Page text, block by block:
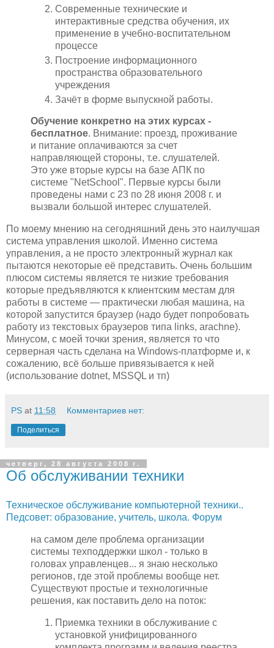
Современные технические и
интерактивные средства обучения, их
применение в учебно-воспитательном
процессе
Построение информационного
пространства образовательного
учреждения
Зачёт в форме выпускной работы.
Обучение конкретно на этих курсах -
бесплатное. Внимание: проезд, проживание
и питание оплачиваются за счет
направляющей стороны, т.е. слушателей.
Это уже вторые курсы на базе АПК по
системе "NetSchool". Первые курсы были
проведены нами с 23 по 28 июня 2008 г. и
вызвали большой интерес слушателей.
По моему мнению на сегодняшний день это наилучшая
система управления школой. Именно система
управления, а не просто электронный журнал как
пытаются некоторые её представить. Очень большим
плюсом системы является те низкие требования
которые предъявляются к клиентским местам для
работы в системе — практически любая машина, на
которой запустится браузер (надо будет попробовать
работу из текстовых браузеров типа links, arachne).
Минусом, с моей точки зрения, является то что
серверная часть сделана на Windows-платформе и, к
сожалению, всё больше привязывается к ней
(использование dotnet, MSSQL и тп)
PS at 11:58 Комментариев нет:
Поделиться
четверг, 28 августа 2008 г.
Об обслуживании техники
Техническое обслуживание компьютерной техники..
Педсовет: образование, учитель, школа. Форум
на самом деле проблема организации
системы техподдержки школ - только в
головах управленцев... я знаю несколько
регионов, где этой проблемы вообще нет.
Существуют простые и технологичные
решения, как поставить дело на поток:
Приемка техники в обслуживание с
установкой унифицированного